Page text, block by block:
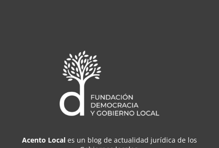
Acento Local es un blog de actualidad jurídica de los